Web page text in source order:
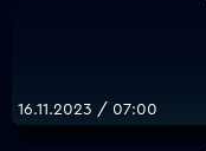
16.11.2023 / 07:00